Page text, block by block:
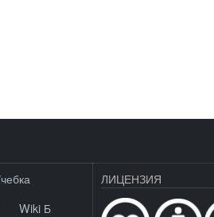
Wiki Б
ЛИЦЕНЗИЯ